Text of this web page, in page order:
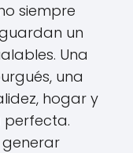
siempre
un
Una
una
hogar y
perfecta.